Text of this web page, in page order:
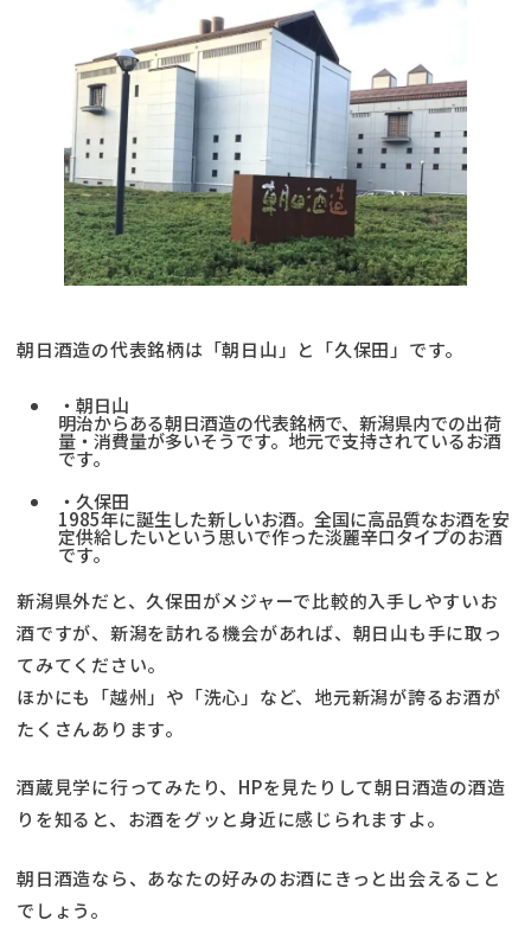
朝日酒造の代表銘柄は「朝日山」と「久保田」です。
・朝日山
明治からある朝日酒造の代表銘柄で、新潟県内での出荷
量・消費量が多いそうです。地元で支持されているお酒
です。
・久保田
1985年に誕生した新しいお酒。全国に高品質なお酒を安
定供給したいという思いで作った淡麗辛口タイプのお酒
です。
新潟県外だと、久保田がメジャーで比較的入手しやすいお
酒ですが、新潟を訪れる機会があれば、朝日山も手に取っ
てみてください。
ほかにも「越州」や「洗心」など、地元新潟が誇るお酒が
たくさんあります。
酒蔵見学に行ってみたり、HPを見たりして朝日酒造の酒造
りを知ると、お酒をグッと身近に感じられますよ。
朝日酒造なら、あなたの好みのお酒にきっと出会えること
でしょう。